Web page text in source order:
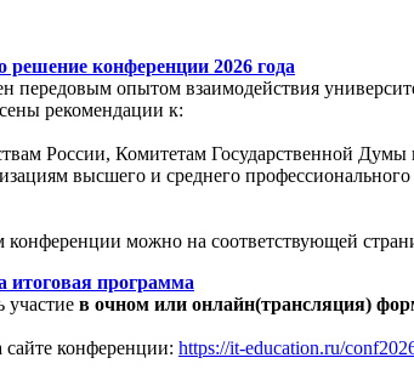
решение конференции 2026 года
передовым опытом взаимодействия
рекомендации к:
России, Комитетам Государственной
высшего и среднего профессионального
конференции можно на соответствующей
итоговая программа
участие в очном или онлайн(трансляция)
конференции: https://it-education.ru/